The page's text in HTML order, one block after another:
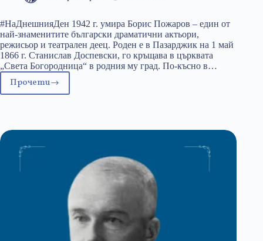
#НаДнешнияДен 1942 г. умира Борис Пожаров – един от
най-знаменитите български драматични актьори,
режисьор и театрален деец. Роден е в Пазарджик на 1 май
1866 г. Станислав Доспевски, го кръщава в църквата
„Света Богородница“ в родния му град. По-късно в…
Прочети
11